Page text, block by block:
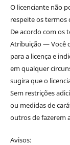
O licenciante não
respeite os termos
De acordo com os
Atribuição — Você
para a licença e
em qualquer
sugira que o
Sem restrições
ou medidas de
outros de fazerem
Avisos: